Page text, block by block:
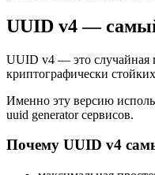
UUID v4 —
UUID v4 — это случайная
криптографически
Именно эту версию
uuid generator сервисов.
Почему UUID v4